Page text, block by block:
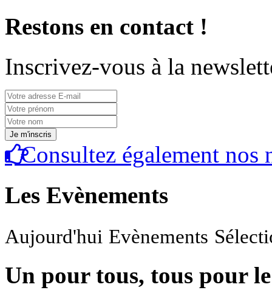
Restons en contact !
Inscrivez-vous à la
Consultez également nos
Les Evènements
Aujourd'hui Evènements
Un pour tous, tous pour